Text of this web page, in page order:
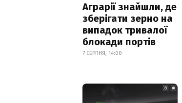
Аграрії знайшли, де
зберігати зерно на
випадок тривалої
блокади портів
7 СЕРПНЯ, 14:00